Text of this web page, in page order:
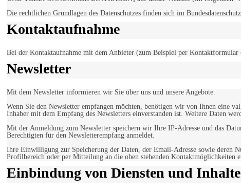
Die rechtlichen Grundlagen des Datenschutzes finden sich im
Kontaktaufnahme
Bei der Kontaktaufnahme mit dem Anbieter (zum Beispiel per Kontaktformular
Newsletter
Mit dem Newsletter informieren wir Sie über uns und unsere Angebote.
Wenn Sie den Newsletter empfangen möchten, benötigen wir von Ihnen eine
Inhaber mit dem Empfang des Newsletters einverstanden ist. Weitere Daten
Mit der Anmeldung zum Newsletter speichern wir Ihre IP-Adresse und das
Berechtigten für den Newsletterempfang anmeldet.
Ihre Einwilligung zur Speicherung der Daten, der Email-Adresse sowie deren
Profilbereich oder per Mitteilung an die oben stehenden Kontaktmöglichkeiten
Einbindung von Diensten und